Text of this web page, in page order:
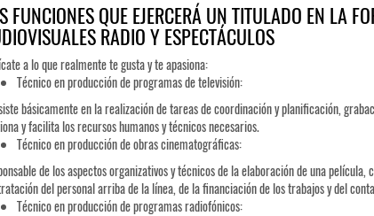
FUNCIONES QUE EJERCERÁ UN TITULADO EN LA
RADIO Y ESPECTÁCULOS
a lo que realmente te gusta y te apasiona:
Técnico en producción de programas de televisión:
básicamente en la realización de tareas de coordinación y planificación,
y facilita los recursos humanos y técnicos necesarios.
Técnico en producción de obras cinematográficas:
de los aspectos organizativos y técnicos de la elaboración de una
del personal arriba de la línea, de la financiación de los trabajos y del
Técnico en producción de programas radiofónicos: